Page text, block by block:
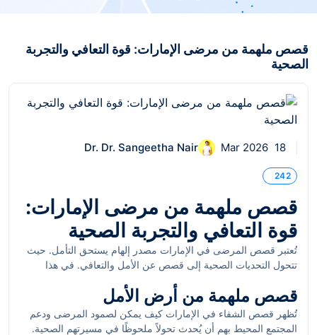
قصص ملهمة من مرضى الإمارات: قوة التعافي والتجربة
الصحية
18 Mar 2026
Dr. Dr. Sangeetha Nair
242
قصص ملهمة من مرضى الإمارات:
قوة التعافي والتجربة الصحية
تُعتبر قصص المرضى في الإمارات مصدر إلهام يستحق التأمل. حيث
تتحول التحديات الصحية إلى قصص عن الأمل والتعافي. في هذا
الإنسان وقوة الإرادة. من خلال تقنيات العلاج الحديثة والدعم
المجتمعي الفعال، يتمكن العديد من المرضى من التغلب على
المصاعب الصحية والعودة إلى حياتهم الطبيعية.
قصص ملهمة من أرض الأمل
تُظهر قصص الشفاء في الإمارات كيف يمكن لصمود المرضى ودعم
المجتمع المحيط بهم أن يُحدث تحولاً ملحوظًا في مسيرتهم الصحية.